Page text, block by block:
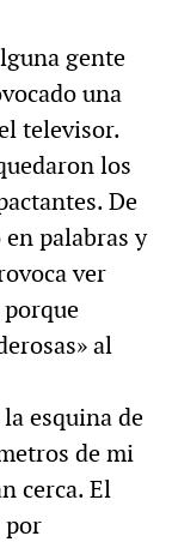
gente
una
televisor.
los
De
palabras y
ver
al
esquina de
de mi
cerca. El
por